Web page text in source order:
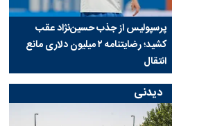
پرسپولیس از جذب حسین‌نژاد عقب
کشید؛ رضایتنامه ۲ میلیون دلاری مانع
انتقال
دیدنی